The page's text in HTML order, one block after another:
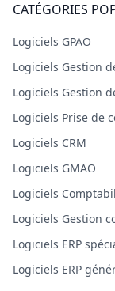
CATÉGORIES
Logiciels GPAO
Logiciels Gestion
Logiciels Gestion
Logiciels Prise de
Logiciels CRM
Logiciels GMAO
Logiciels
Logiciels Gestion
Logiciels ERP
Logiciels ERP